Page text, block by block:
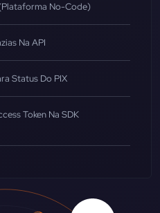
No-Code)
Na API
Status Do PIX
Token Na SDK